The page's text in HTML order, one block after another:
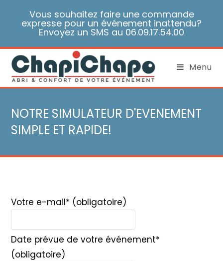
Vous souhaitez faire une commande
expresse pour un événement inattendu?
Envoyez un SMS au 06.09.17.54.00
Menu
NOTRE SIMULATEUR D'EVENEMENT
SIMPLE ET RAPIDE!
Votre e-mail* (obligatoire)
Date prévue de votre événement*
(obligatoire)